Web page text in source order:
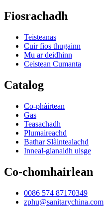
Fiosrachadh
Teisteanas
Cuir fios thugainn
Mu ar deidhinn
Ceistean Cumanta
Catalog
Co-phàirtean
Gas
Teasachadh
Plumaireachd
Bathar Slàintealachd
Inneal-glanaidh uisge
Co-chomhairlean
0086 574 87170349
zphu@sanitarychina.com